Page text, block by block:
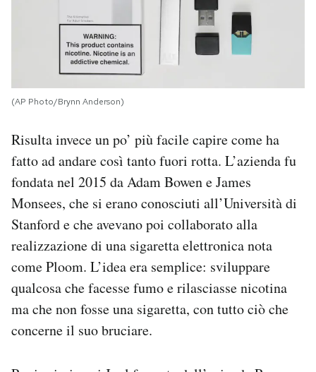
(AP Photo/Brynn Anderson)
Risulta invece un po’ più facile capire come ha
fatto ad andare così tanto fuori rotta. L’azienda fu
fondata nel 2015 da Adam Bowen e James
Monsees, che si erano conosciuti all’Università di
Stanford e che avevano poi collaborato alla
realizzazione di una sigaretta elettronica nota
come Ploom. L’idea era semplice: sviluppare
qualcosa che facesse fumo e rilasciasse nicotina
ma che non fosse una sigaretta, con tutto ciò che
concerne il suo bruciare.